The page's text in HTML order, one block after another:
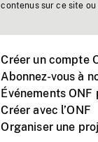
contenus sur ce site
Créer un compte
Abonnez-vous à
Événements ONF
Créer avec l’ONF
Organiser une